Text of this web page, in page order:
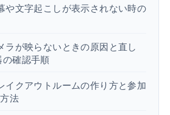
や文字起こしが表示されない時の
ラが映らないときの原因と直し
確認手順
イクアウトルームの作り方と参加
法